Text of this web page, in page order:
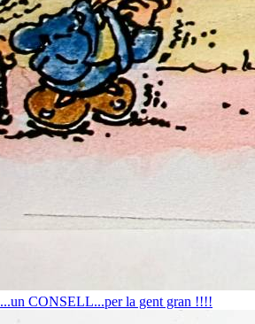
...un CONSELL...per la gent gran !!!!